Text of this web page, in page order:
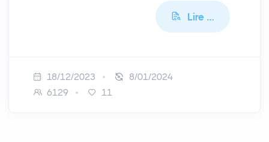
Lire …
18/12/2023
8/01/2024
6129
11